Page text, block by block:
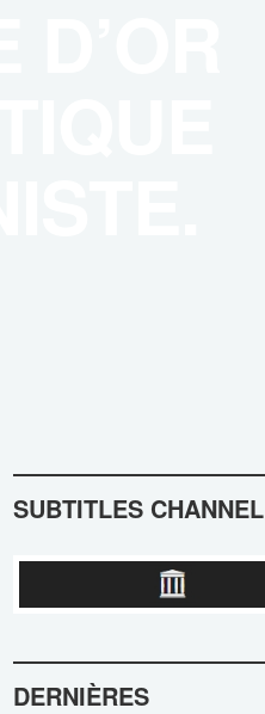
SUBTITLES CHANNEL
DERNIÈRES